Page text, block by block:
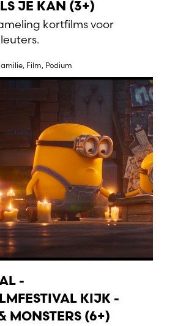
JE KAN (3+)
kortfilms voor
Film Podium
-
KIJK -
MONSTERS (6+)